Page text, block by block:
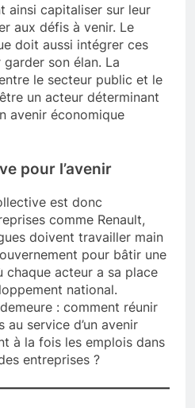
ainsi capitaliser sur leur
aux défis à venir. Le
doit aussi intégrer ces
son élan. La
le secteur public et le
un acteur déterminant
avenir économique
pour l’avenir
est donc
comme Renault,
doivent travailler main
pour bâtir une
chaque acteur a sa place
national.
: comment réunir
service d’un avenir
à la fois les emplois dans
entreprises ?